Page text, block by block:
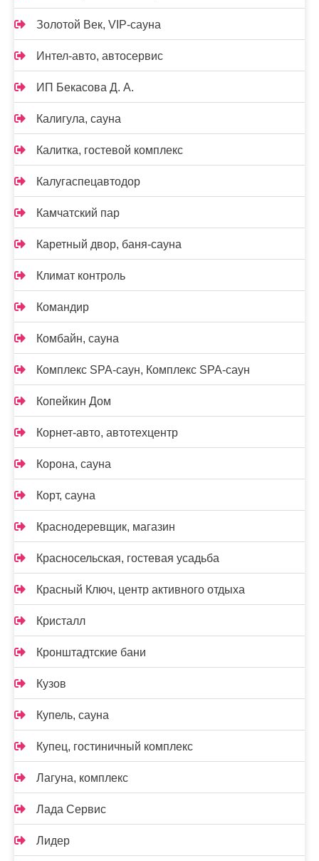
Золотой Век, VIP-сауна
Интел-авто, автосервис
ИП Бекасова Д. А.
Калигула, сауна
Калитка, гостевой комплекс
Калугаспецавтодор
Камчатский пар
Каретный двор, баня-сауна
Климат контроль
Командир
Комбайн, сауна
Комплекс SPA-саун, Комплекс SPA-саун
Копейкин Дом
Корнет-авто, автотехцентр
Корона, сауна
Корт, сауна
Краснодеревщик, магазин
Красносельская, гостевая усадьба
Красный Ключ, центр активного отдыха
Кристалл
Кронштадтские бани
Кузов
Купель, сауна
Купец, гостиничный комплекс
Лагуна, комплекс
Лада Сервис
Лидер